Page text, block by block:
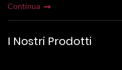
Continua
I Nostri Prodotti